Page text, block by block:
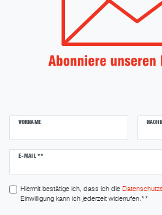
VORNAME
E-MAIL **
Newsletter
Hiermit bestätige ich, dass ich die
Einwilligung kann ich jederzeit widerrufen.**